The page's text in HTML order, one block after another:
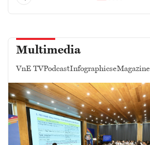
Multimedia
VnE TVPodcastInfographicseMagazine